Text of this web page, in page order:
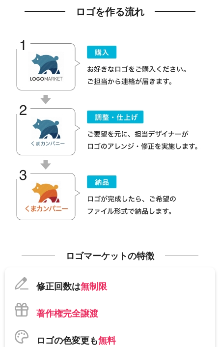
ロゴを作る流れ
ロゴマーケットの特徴
修正回数は無制限
著作権完全譲渡
ロゴの色変更も無料